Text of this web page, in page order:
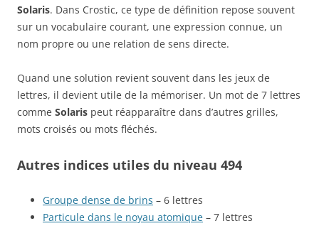
Solaris. Dans Crostic, ce type de définition repose souvent
sur un vocabulaire courant, une expression connue, un
nom propre ou une relation de sens directe.
Quand une solution revient souvent dans les jeux de
lettres, il devient utile de la mémoriser. Un mot de 7 lettres
comme Solaris peut réapparaître dans d’autres grilles,
mots croisés ou mots fléchés.
Autres indices utiles du niveau 494
Groupe dense de brins – 6 lettres
Particule dans le noyau atomique – 7 lettres